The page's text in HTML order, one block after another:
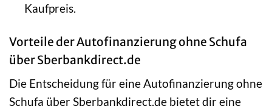
Kaufpreis.
Vorteile der Autofinanzierung ohne Schufa
über Sberbankdirect.de
Die Entscheidung für eine Autofinanzierung ohne
Schufa über Sberbankdirect.de bietet dir eine